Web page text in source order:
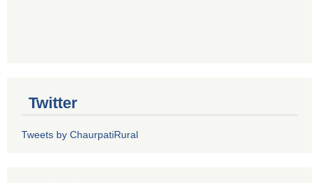
Twitter
Tweets by ChaurpatiRural